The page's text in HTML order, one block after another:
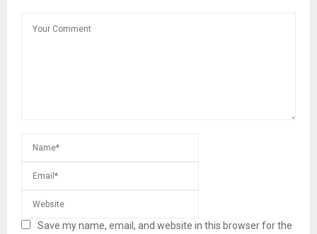
Save my name, email, and website in this browser for the